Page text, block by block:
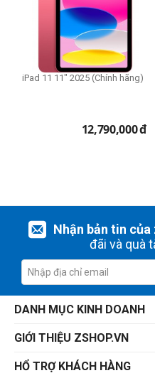
iPad 11 11" 2025 (Chính hãng)
12,790,000đ
Nhận bản tin của
đãi và quà
DANH MỤC KINH DOANH
GIỚI THIỆU ZSHOP.VN
HỔ TRỢ KHÁCH HÀNG